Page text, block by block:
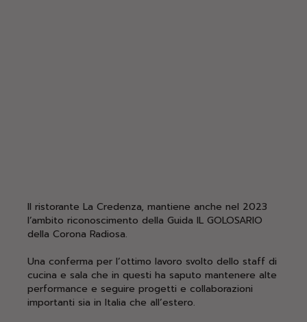
Il ristorante La Credenza, mantiene anche nel 2023
l’ambito riconoscimento della Guida IL GOLOSARIO
della Corona Radiosa.
Una conferma per l’ottimo lavoro svolto dello staff di
cucina e sala che in questi ha saputo mantenere alte
performance e seguire progetti e collaborazioni
importanti sia in Italia che all’estero.